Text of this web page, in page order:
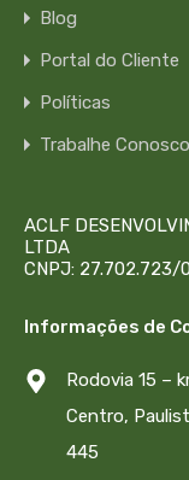
Blog
Portal do Cliente
Políticas
Trabalhe Conosco
ACLF
LTDA
CNPJ: 27.702.723/
Informações de
Rodovia 15 –
Centro,
445